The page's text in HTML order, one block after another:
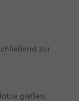
zur
gießen.